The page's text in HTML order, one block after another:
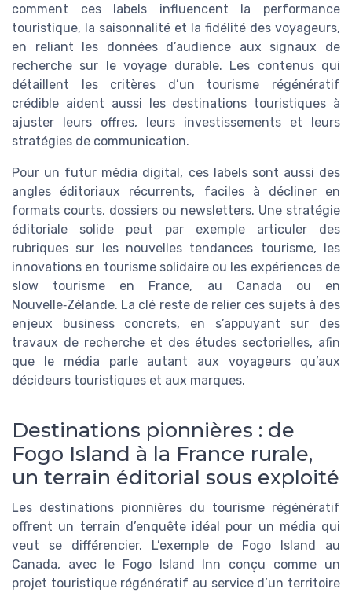
comment ces labels influencent la performance
touristique, la saisonnalité et la fidélité des voyageurs,
en reliant les données d’audience aux signaux de
recherche sur le voyage durable. Les contenus qui
détaillent les critères d’un tourisme régénératif
crédible aident aussi les destinations touristiques à
ajuster leurs offres, leurs investissements et leurs
stratégies de communication.
Pour un futur média digital, ces labels sont aussi des
angles éditoriaux récurrents, faciles à décliner en
formats courts, dossiers ou newsletters. Une stratégie
éditoriale solide peut par exemple articuler des
rubriques sur les nouvelles tendances tourisme, les
innovations en tourisme solidaire ou les expériences de
slow tourisme en France, au Canada ou en
Nouvelle‑Zélande. La clé reste de relier ces sujets à des
enjeux business concrets, en s’appuyant sur des
travaux de recherche et des études sectorielles, afin
que le média parle autant aux voyageurs qu’aux
décideurs touristiques et aux marques.
Destinations pionnières : de
Fogo Island à la France rurale,
un terrain éditorial sous exploité
Les destinations pionnières du tourisme régénératif
offrent un terrain d’enquête idéal pour un média qui
veut se différencier. L’exemple de Fogo Island au
Canada, avec le Fogo Island Inn conçu comme un
projet touristique régénératif au service d’un territoire